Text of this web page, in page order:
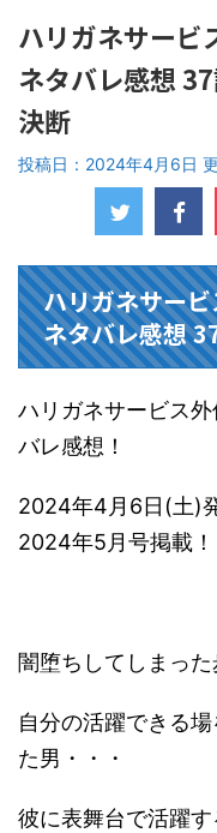
ハリガネサービ
ネタバレ感想
決断
投稿日：2024年4月6日 更
ハリガネサー
ネタバレ感想
ハリガネサービス
バレ感想！
2024年4月6日(土)
2024年5月号掲載！
闇堕ちしてしまった
自分の活躍できる
た男・・・
彼に表舞台で活躍